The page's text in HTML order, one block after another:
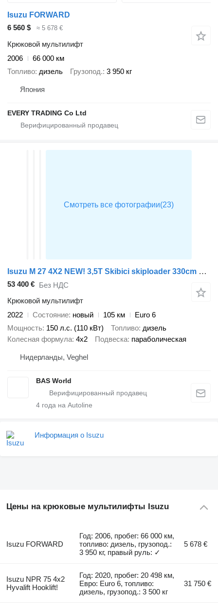
Isuzu FORWARD
6 560 $
≈ 5 678 €
Крюковой мультилифт
2006
66 000 км
Топливо дизель Грузопод. 3 950 кг
Япония
EVERY TRADING Co Ltd
Isuzu M 27 4X2 NEW! 3,5T Skibici skiploader 330cm Euro 6
53 400 € Без НДС
Крюковой мультилифт
2022
Состояние новый 105 км
Euro 6
Мощность 150 л.с. (110 кВт) Топливо дизель
Колесная формула 4x2 Подвеска параболическая
Нидерланды, Veghel
BAS World
4 года на Autoline
Информация о Isuzu
Цены на крюковые мультилифты Isuzu
Isuzu FORWARD
Год: 2006, пробег: 66 000 км,
топливо: дизель, грузопод.:
3 950 кг, правый руль: ✓
5 678 €
Isuzu NPR 75 4x2
Hyvalift Hooklift!
Год: 2020, пробег: 20 498 км,
Евро: Euro 6, топливо:
дизель, грузопод.: 3 500 кг
31 750 €